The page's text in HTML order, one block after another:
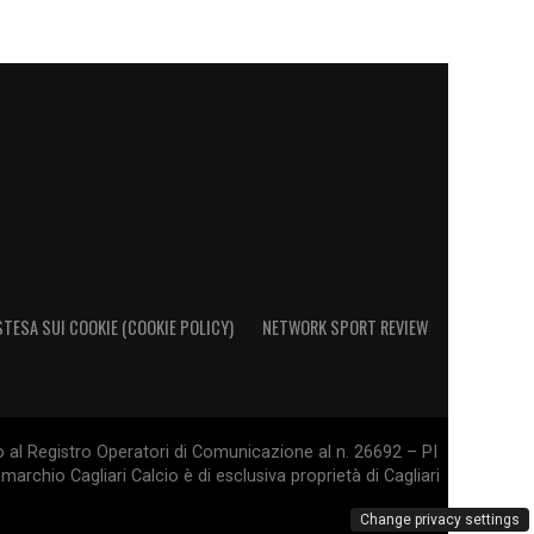
SUI COOKIE (COOKIE POLICY) NETWORK SPORT REVIEW
Registro Operatori di Comunicazione al n. 26692 – PI
Cagliari Calcio è di esclusiva proprietà di Cagliari
Change privacy settings